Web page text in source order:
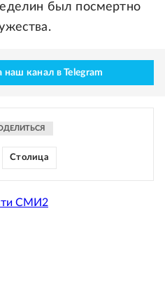
был посмертно
канал в Telegram
Столица
СМИ2